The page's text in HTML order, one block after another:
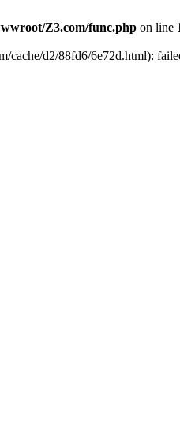
Z3.com/func.php on line
cache/d2/88fd6/6e72d.html):